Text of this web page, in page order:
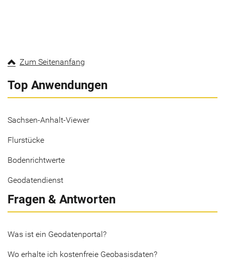
Zum Seitenanfang
Top Anwendungen
Sachsen-Anhalt-Viewer
Flurstücke
Bodenrichtwerte
Geodatendienst
Fragen & Antworten
Was ist ein Geodatenportal?
Wo erhalte ich kostenfreie Geobasisdaten?